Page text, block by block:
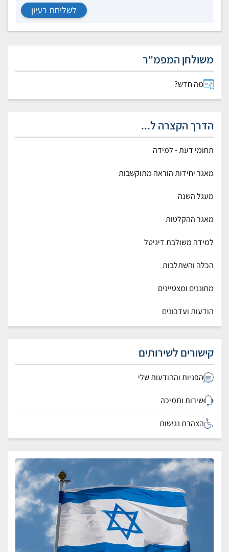
לשליחת רעיון
משולחן המפמ"ר
מה חדש?
הדרך הקצרה ל...
תחומי דעת - למידה
מאגר יחידות הוראה מתוקשבות
מעגל השנה
מאגר ההקלטות
למידה משולבת דיגיטל
הכלה והשתלבות
מחוננים ומצטיינים
הודעות ועדכונים
קישורים לשירותים
הפניות וההודעות שלי
שירות ותמיכה
הצהרת נגישות